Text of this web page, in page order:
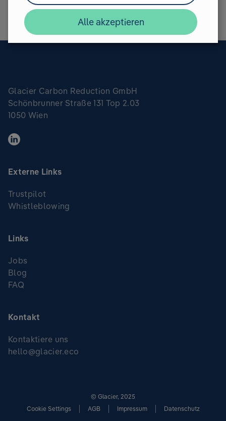
Newsletter abonnieren
Glacier Carbon Reduction GmbH
Schönbrunner Straße 131 Top 2.03
1050 Wien
Externe Links
Trustpilot
Whistleblowing
Links
Jobs
Blog
FAQ
Kontakt
Kontaktiere uns
hello@glacier.eco
© Glacier, 2025
Cookie Settings
AGB Impressum Datenschutz
Alle akzeptieren